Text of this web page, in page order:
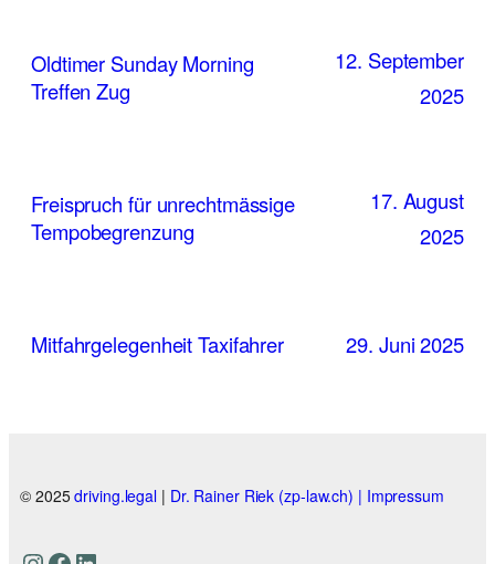
Oldtimer Sunday Morning
Treffen Zug
12. September
2025
Freispruch für unrechtmässige
Tempobegrenzung
17. August
2025
Mitfahrgelegenheit Taxifahrer 29. Juni 2025
© 2025driving.legal | Dr. Rainer Riek (zp-law.ch) | Impressum